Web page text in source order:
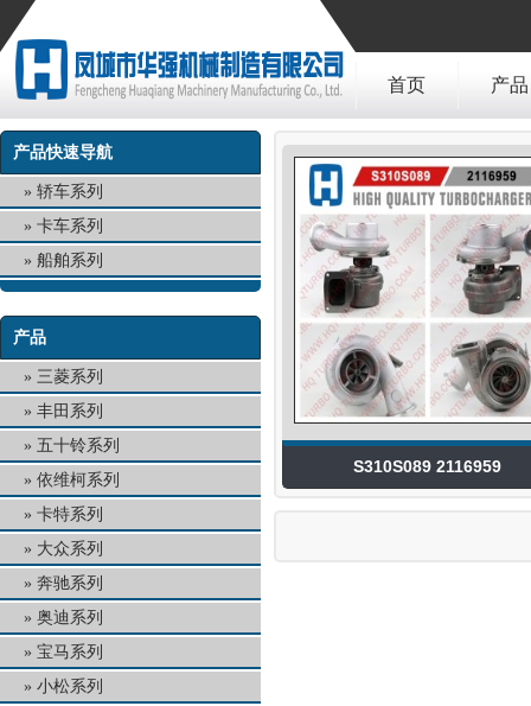
首页 产品
产品快速导航
轿车系列
卡车系列
船舶系列
产品
三菱系列
丰田系列
五十铃系列
依维柯系列
卡特系列
大众系列
奔驰系列
奥迪系列
宝马系列
小松系列
S310S089 2116959